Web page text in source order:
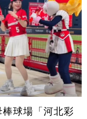
球場「河北彩